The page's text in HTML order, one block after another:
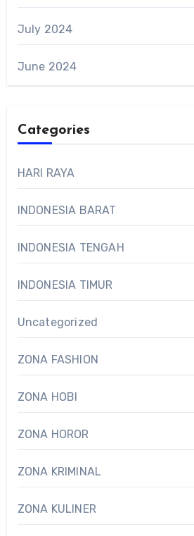
July 2024
June 2024
Categories
HARI RAYA
INDONESIA BARAT
INDONESIA TENGAH
INDONESIA TIMUR
Uncategorized
ZONA FASHION
ZONA HOBI
ZONA HOROR
ZONA KRIMINAL
ZONA KULINER